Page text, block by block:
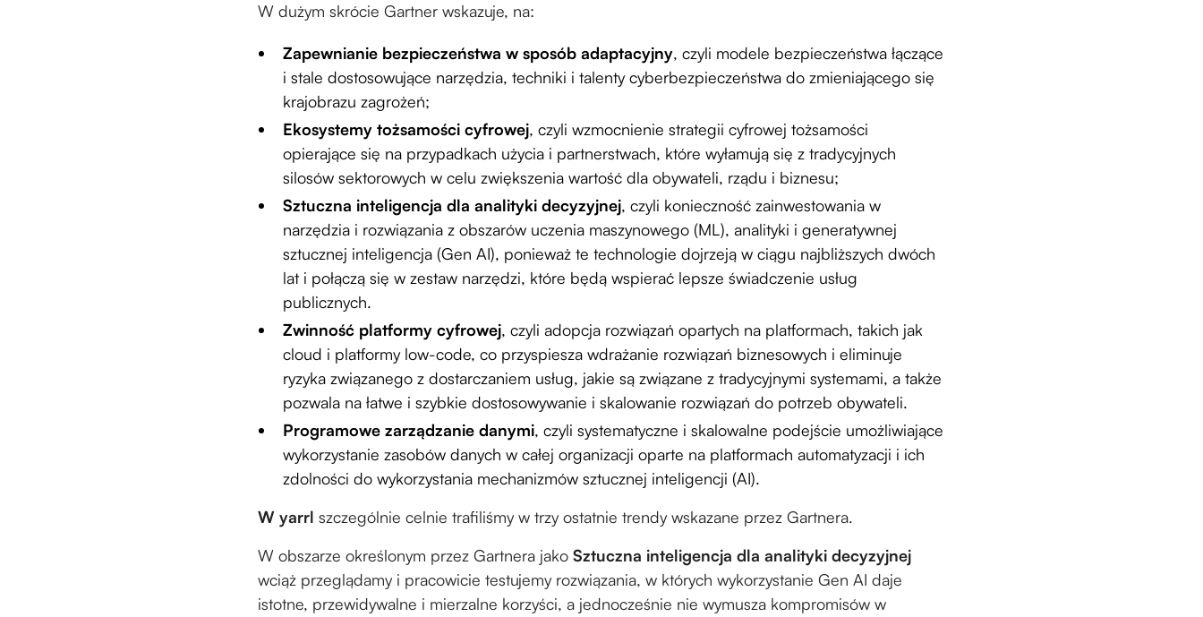
W dużym skrócie Gartner wskazuje, na:
Zapewnianie bezpieczeństwa w sposób adaptacyjny, czyli modele bezpieczeństwa łączące
i stale dostosowujące narzędzia, techniki i talenty cyberbezpieczeństwa do zmieniającego się
krajobrazu zagrożeń;
Ekosystemy tożsamości cyfrowej, czyli wzmocnienie strategii cyfrowej tożsamości
opierające się na przypadkach użycia i partnerstwach, które wyłamują się z tradycyjnych
silosów sektorowych w celu zwiększenia wartość dla obywateli, rządu i biznesu;
Sztuczna inteligencja dla analityki decyzyjnej, czyli konieczność zainwestowania w
narzędzia i rozwiązania z obszarów uczenia maszynowego (ML), analityki i generatywnej
sztucznej inteligencja (Gen AI), ponieważ te technologie dojrzeją w ciągu najbliższych dwóch
lat i połączą się w zestaw narzędzi, które będą wspierać lepsze świadczenie usług
publicznych.
Zwinność platformy cyfrowej, czyli adopcja rozwiązań opartych na platformach, takich jak
cloud i platformy low-code, co przyspiesza wdrażanie rozwiązań biznesowych i eliminuje
ryzyka związanego z dostarczaniem usług, jakie są związane z tradycyjnymi systemami, a także
pozwala na łatwe i szybkie dostosowywanie i skalowanie rozwiązań do potrzeb obywateli.
Programowe zarządzanie danymi, czyli systematyczne i skalowalne podejście umożliwiające
wykorzystanie zasobów danych w całej organizacji oparte na platformach automatyzacji i ich
zdolności do wykorzystania mechanizmów sztucznej inteligencji (AI).
W yarrl szczególnie celnie trafiliśmy w trzy ostatnie trendy wskazane przez Gartnera.
W obszarze określonym przez Gartnera jako Sztuczna inteligencja dla analityki decyzyjnej
wciąż przeglądamy i pracowicie testujemy rozwiązania, w których wykorzystanie Gen AI daje
istotne, przewidywalne i mierzalne korzyści, a jednocześnie nie wymusza kompromisów w